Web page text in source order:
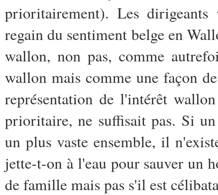
prioritairement). Les
regain du sentiment belge en
wallon, non pas, comme
wallon mais comme une façon
représentation de l'intérêt
prioritaire, ne suffisait pas. Si
un plus vaste ensemble, il
jette-t-on à l'eau pour sauver un
de famille mais pas s'il est